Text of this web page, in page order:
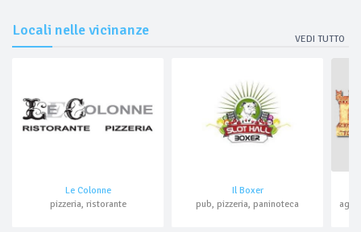
Locali nelle vicinanze
VEDI TUTTO
Le Colonne
pizzeria, ristorante
Il Boxer
pub, pizzeria, paninoteca